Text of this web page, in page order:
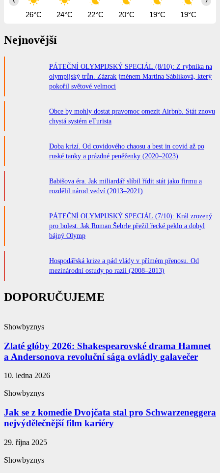
26°C 24°C 22°C 20°C 19°C 19°C
Nejnovější
PÁTEČNÍ OLYMPIJSKÝ SPECIÁL (8/10): Z rybníka na
olympijský trůn. Zázrak jménem Martina Sáblíková, který
pokořil světové velmoci
Obce by mohly dostat pravomoc omezit Airbnb. Stát znovu
chystá systém eTurista
Doba krizí. Od covidového chaosu a best in covid až po
ruské tanky a prázdné peněženky (2020–2023)
Babišova éra. Jak miliardář slíbil řídit stát jako firmu a
rozdělil národ vedví (2013–2021)
PÁTEČNÍ OLYMPIJSKÝ SPECIÁL (7/10): Král zrozený
pro bolest. Jak Roman Šebrle přežil řecké peklo a dobyl
bájný Olymp
Hospodářská krize a pád vlády v přímém přenosu. Od
mezinárodní ostudy po razii (2008–2013)
DOPORUČUJEME
Showbyznys
Zlaté glóby 2026: Shakespearovské drama Hamnet
a Andersonova revoluční sága ovládly galavečer
10. ledna 2026
Showbyznys
Jak se z komedie Dvojčata stal pro Schwarzeneggera
nejvýdělečnější film kariéry
29. října 2025
Showbyznys